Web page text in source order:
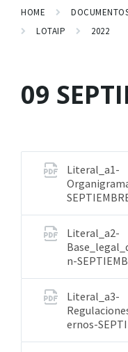
HOME
LOTAIP
2022
09
Literal_a1-
Literal_a2-
n-
Literal_a3-
ernos-